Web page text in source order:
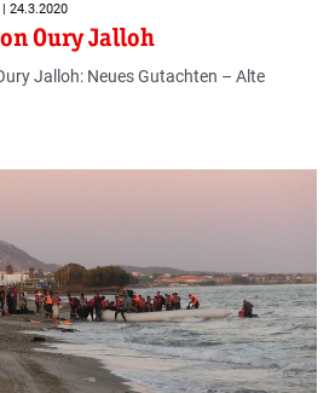
24.3.2020
Oury Jalloh
Jalloh: Neues Gutachten – Alte